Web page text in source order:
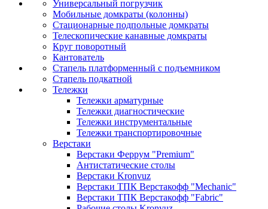
Универсальный погрузчик
Мобильные домкраты (колонны)
Стационарные подпольные домкраты
Телескопические канавные домкраты
Круг поворотный
Кантователь
Стапель платформенный с подъемником
Стапель подкатной
Тележки
Тележки арматурные
Тележки диагностические
Тележки инструментальные
Тележки транспортировочные
Верстаки
Верстаки Феррум "Premium"
Антистатические столы
Верстаки Kronvuz
Верстаки ТПК Верстакофф "Mechanic"
Верстаки ТПК Верстакофф "Fabric"